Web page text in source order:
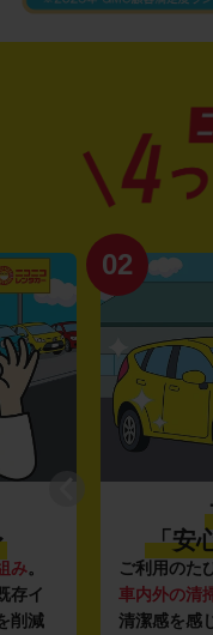
み。
存イ
削減
02
「安
ご利用のた
車内外の清
清潔感を感